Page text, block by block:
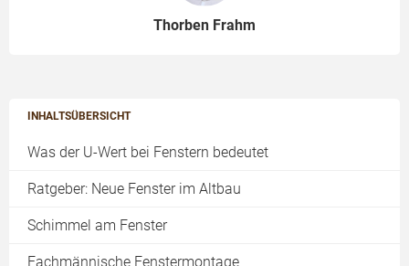
INHALTSÜBERSICHT
Was der U-Wert bei Fenstern bedeutet
Ratgeber: Neue Fenster im Altbau
Schimmel am Fenster
Fachmännische Fenstermontage
Thorben Frahm